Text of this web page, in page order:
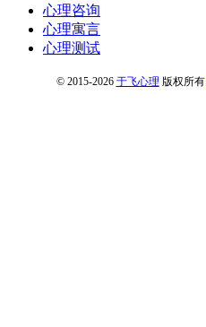
心理咨询
心理寓言
心理测试
© 2015-2026 于飞心理 版权所有